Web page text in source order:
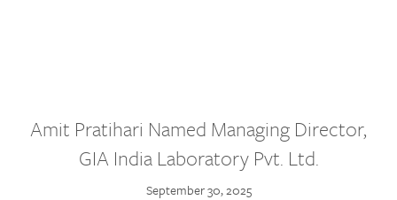
Amit Pratihari Named Managing Director,
GIA India Laboratory Pvt. Ltd.
September 30, 2025